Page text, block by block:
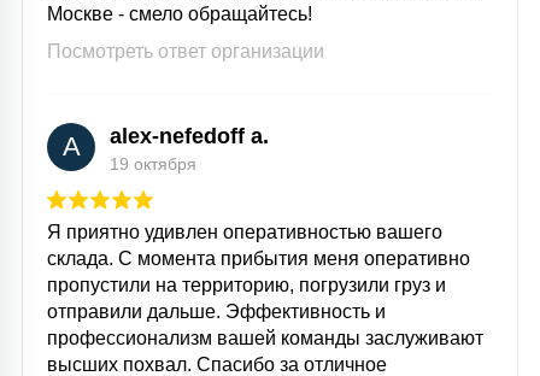
Москве - смело обращайтесь!
Посмотреть ответ организации
A alex-nefedoff a.
19 октября
Я приятно удивлен оперативностью вашего
склада. С момента прибытия меня оперативно
пропустили на территорию, погрузили груз и
отправили дальше. Эффективность и
профессионализм вашей команды заслуживают
высших похвал. Спасибо за отличное